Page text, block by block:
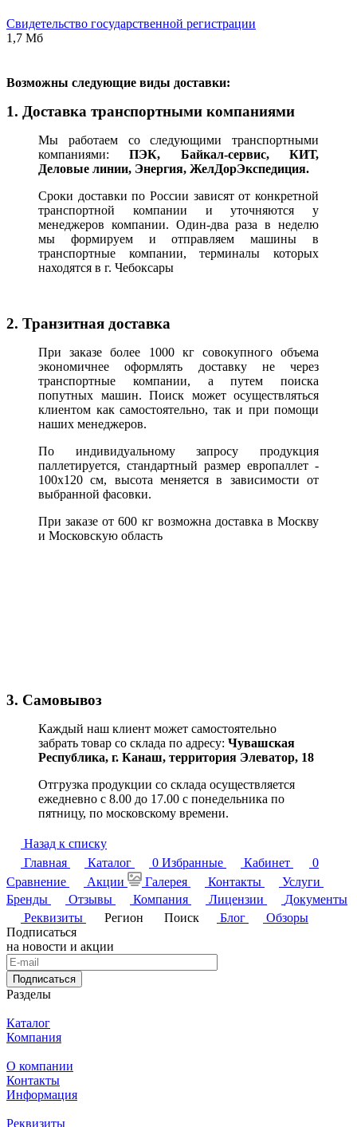
Свидетельство государственной регистрации
1,7 Мб
Возможны следующие виды доставки:
1. Доставка транспортными компаниями
Мы работаем со следующими транспортными
компаниями:ПЭК, Байкал-сервис, КИТ,
Деловые линии, Энергия, ЖелДорЭкспедиция.
Сроки доставки по России зависят от конкретной
транспортной компании и уточняются у
менеджеров компании. Один-два раза в неделю
мы формируем и отправляем машины в
транспортные компании, терминалы которых
находятся в г. Чебоксары
2. Транзитная доставка
При заказе более 1000 кг совокупного объема
экономичнее оформлять доставку не через
транспортные компании, а путем поиска
попутных машин. Поиск может осуществляться
клиентом как самостоятельно, так и при помощи
наших менеджеров.
По индивидуальному запросу продукция
паллетируется, стандартный размер европаллет -
100х120 см, высота меняется в зависимости от
выбранной фасовки.
При заказе от 600 кг возможна доставка в Москву
и Московскую область
3. Самовывоз
Каждый наш клиент может самостоятельно
забрать товар со склада по адресу: Чувашская
Республика, г. Канаш, территория Элеватор, 18
Отгрузка продукции со склада осуществляется
ежедневно с 8.00 до 17.00 с понедельника по
пятницу, по московскому времени.
Назад к списку
Главная
Каталог 0 Избранные Кабинет
0
Сравнение
Акции Галерея Контакты
Услуги
Бренды
Отзывы Компания Лицензии
Документы
Реквизиты
Регион Поиск Блог
Обзоры
Подписаться
на новости и акции
Подписаться
Разделы
Каталог
Компания
О компании
Контакты
Информация
Реквизиты